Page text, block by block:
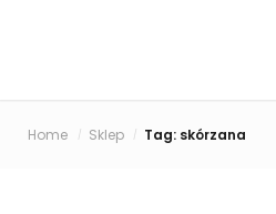
Home / Sklep / Tag: skórzana